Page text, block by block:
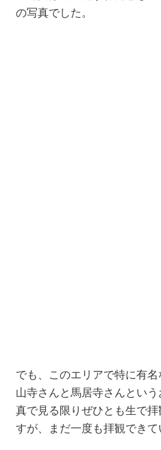
の写真でした。
でも、このエリアで特に有
山寺さんと馬居寺さんとい
真で見る限りぜひとも生で
すが、まだ一度も拝観できて